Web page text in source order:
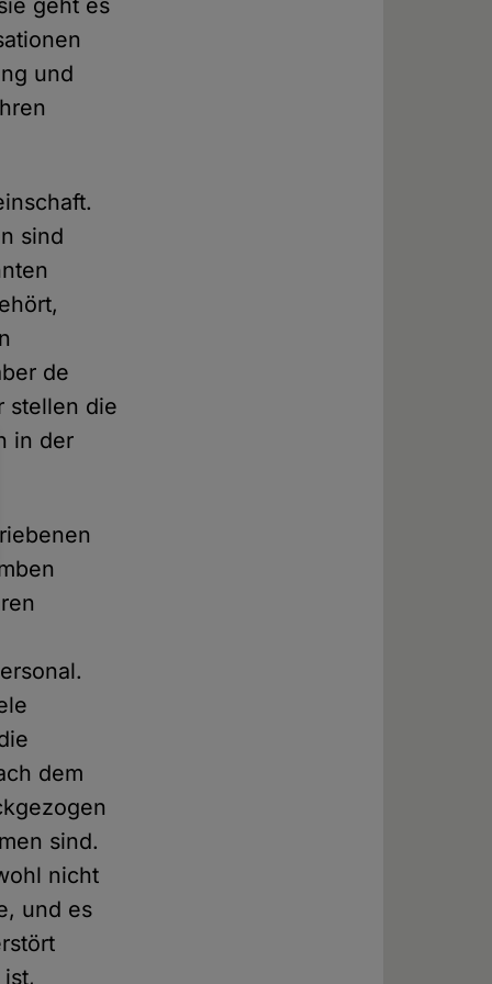
geht es
und
sind
de
stellen die
in der
dem
sind.
nicht
und es